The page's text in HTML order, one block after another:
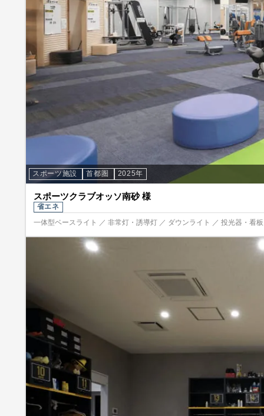
スポーツ施設 首都圏 2025年
スポーツクラブオッソ南砂 様
省エネ
一体型ベースライト ／ 非常灯・誘導灯 ／ ダウンライト ／ 投光器・看